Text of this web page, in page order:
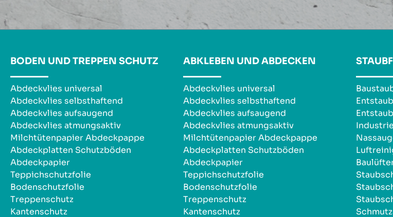
BODEN UND TREPPEN SCHUTZ
Abdeckvlies universal
Abdeckvlies selbsthaftend
Abdeckvlies aufsaugend
Abdeckvlies atmungsaktiv
Milchtütenpapier Abdeckpappe
Abdeckplatten Schutzböden
Abdeckpapier
Teppichschutzfolie
Bodenschutzfolie
Treppenschutz
Kantenschutz
ABKLEBEN UND ABDECKEN
Abdeckvlies universal
Abdeckvlies selbsthaftend
Abdeckvlies aufsaugend
Abdeckvlies atmungsaktiv
Milchtütenpapier Abdeckpappe
Abdeckplatten Schutzböden
Abdeckpapier
Teppichschutzfolie
Bodenschutzfolie
Treppenschutz
Kantenschutz